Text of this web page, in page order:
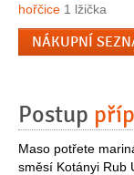
hořčice 1 lžička
NÁKUPNÍ
Postup
Maso potřete
směsí Kotányi Rub